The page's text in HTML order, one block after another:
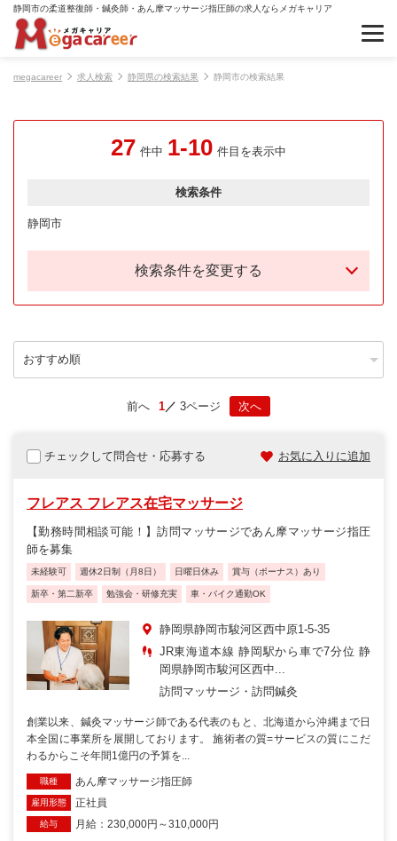
静岡市の柔道整復師・鍼灸師・あん摩マッサージ指圧師の求人ならメガキャリア
megacareer 求人検索 静岡県の検索結果 静岡市の検索結果
27 件中 1-10 件目を表示中
検索条件
静岡市
検索条件を変更する
前へ 1 3ページ 次へ
チェックして問合せ・応募する お気に入りに追加
フレアス フレアス在宅マッサージ
【勤務時間相談可能！】訪問マッサージであん摩マッサージ指圧
師を募集
未経験可 週休2日制（月8日） 日曜日休み 賞与（ボーナス）あり
新卒・第二新卒 勉強会・研修充実 車・バイク通勤OK
静岡県静岡市駿河区西中原1-5-35
JR東海道本線 静岡駅から車で7分位 静
岡県静岡市駿河区西中...
訪問マッサージ・訪問鍼灸
創業以来、鍼灸マッサージ師である代表のもと、北海道から沖縄まで日
本全国に事業所を展開しております。 施術者の質=サービスの質にこだ
わるからこそ年間1億円の予算を...
職種 あん摩マッサージ指圧師
雇用形態 正社員
給与 月給：230,000円～310,000円